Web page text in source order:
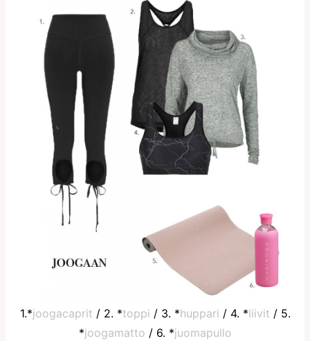
1.*joogacaprit / 2. *toppi / 3. *huppari / 4. *liivit / 5.
*joogamatto / 6. *juomapullo